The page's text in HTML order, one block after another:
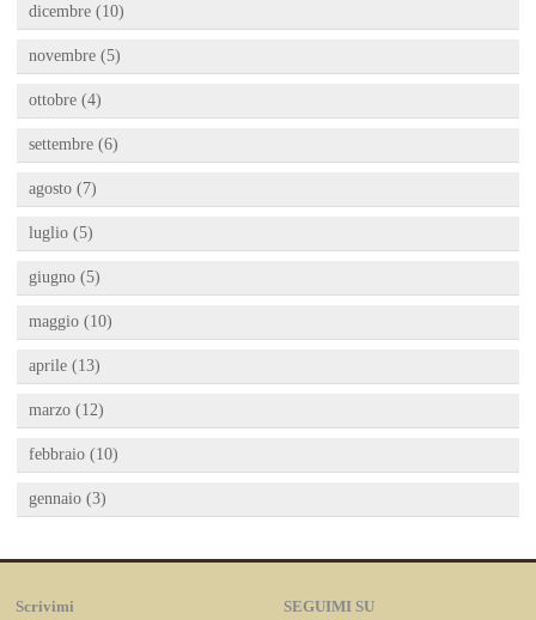
dicembre (10)
novembre (5)
ottobre (4)
settembre (6)
agosto (7)
luglio (5)
giugno (5)
maggio (10)
aprile (13)
marzo (12)
febbraio (10)
gennaio (3)
Scrivimi SEGUIMI SU